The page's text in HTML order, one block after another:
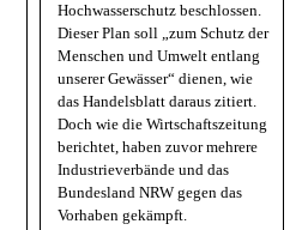
Hochwasserschutz beschlossen.
Dieser Plan soll „zum Schutz der
Menschen und Umwelt entlang
unserer Gewässer“ dienen, wie
das Handelsblatt daraus zitiert.
Doch wie die Wirtschaftszeitung
berichtet, haben zuvor mehrere
Industrieverbände und das
Bundesland NRW gegen das
Vorhaben gekämpft.